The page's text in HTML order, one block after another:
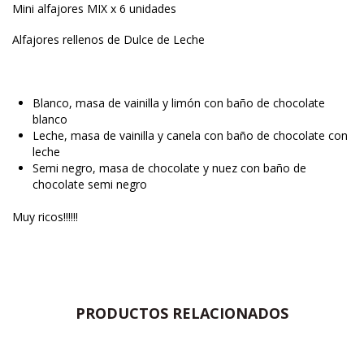
Mini alfajores MIX x 6 unidades
Alfajores rellenos de Dulce de Leche
Blanco, masa de vainilla y limón con baño de chocolate
blanco
Leche, masa de vainilla y canela con baño de chocolate con
leche
Semi negro, masa de chocolate y nuez con baño de
chocolate semi negro
Muy ricos!!!!!!
PRODUCTOS RELACIONADOS